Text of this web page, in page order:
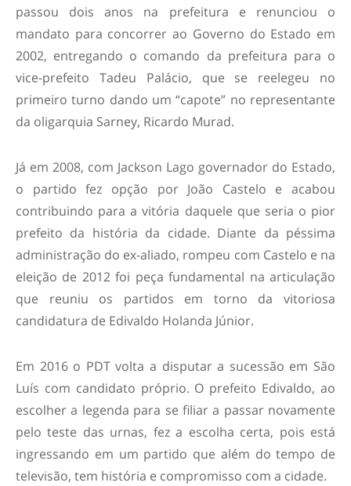
passou dois anos na prefeitura e renunciou o
mandato para concorrer ao Governo do Estado em
2002, entregando o comando da prefeitura para o
vice-prefeito Tadeu Palácio, que se reelegeu no
primeiro turno dando um “capote” no representante
da oligarquia Sarney, Ricardo Murad.
Já em 2008, com Jackson Lago governador do Estado,
o partido fez opção por João Castelo e acabou
contribuindo para a vitória daquele que seria o pior
prefeito da história da cidade. Diante da péssima
administração do ex-aliado, rompeu com Castelo e na
eleição de 2012 foi peça fundamental na articulação
que reuniu os partidos em torno da vitoriosa
candidatura de Edivaldo Holanda Júnior.
Em 2016 o PDT volta a disputar a sucessão em São
Luís com candidato próprio. O prefeito Edivaldo, ao
escolher a legenda para se filiar a passar novamente
pelo teste das urnas, fez a escolha certa, pois está
ingressando em um partido que além do tempo de
televisão, tem história e compromisso com a cidade.